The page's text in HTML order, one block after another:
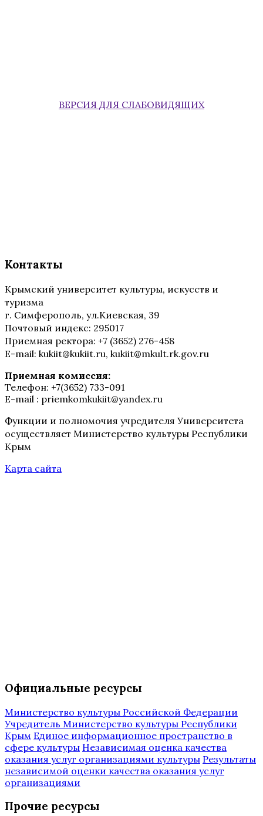
ВЕРСИЯ ДЛЯ СЛАБОВИДЯЩИХ
Контакты
Крымский университет культуры, искусств и
туризма
г. Симферополь, ул.Киевская, 39
Почтовый индекс: 295017
Приемная ректора: +7 (3652) 276-458
E-mail: kukiit@kukiit.ru, kukiit@mkult.rk.gov.ru
Приемная комиссия:
Телефон: +7(3652) 733-091
E-mail : priemkomkukiit@yandex.ru
Функции и полномочия учредителя Университета
осуществляет Министерство культуры Республики
Крым
Карта сайта
Официальные ресурсы
Министерство культуры Российской Федерации
Учредитель Министерство культуры Республики
Крым Единое информационное пространство в
сфере культуры Независимая оценка качества
оказания услуг организациями культуры Результаты
независимой оценки качества оказания услуг
организациями
Прочие ресурсы